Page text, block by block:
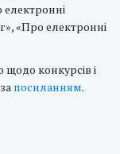
«Про електронні
конкурсів і
посиланням.